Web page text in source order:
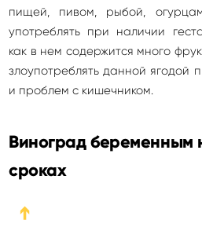
пищей, пивом, рыбой,
употреблять при наличии
как в нем содержится много
злоупотреблять данной ягодой
и проблем с кишечником.
Виноград беременным
сроках
➔